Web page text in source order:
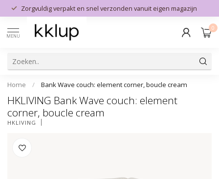
Zorgvuldig verpakt en snel verzonden vanuit eigen magazijn
MENU
0
Home / Bank Wave couch: element corner, boucle cream
HKLIVING Bank Wave couch: element
corner, boucle cream
HKLIVING